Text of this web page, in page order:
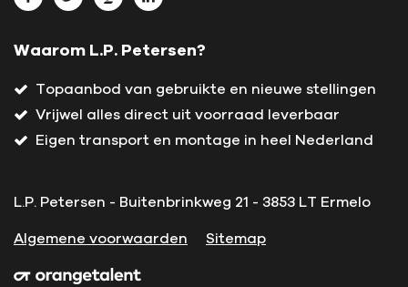
Waarom L.P. Petersen?
Topaanbod van gebruikte en nieuwe stellingen
Vrijwel alles direct uit voorraad leverbaar
Eigen transport en montage in heel Nederland
L.P. Petersen - Buitenbrinkweg 21 - 3853 LT Ermelo
Algemene voorwaarden Sitemap